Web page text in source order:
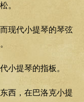
。
现代小提琴的琴弦
小提琴的指板。
西，在巴洛克小提